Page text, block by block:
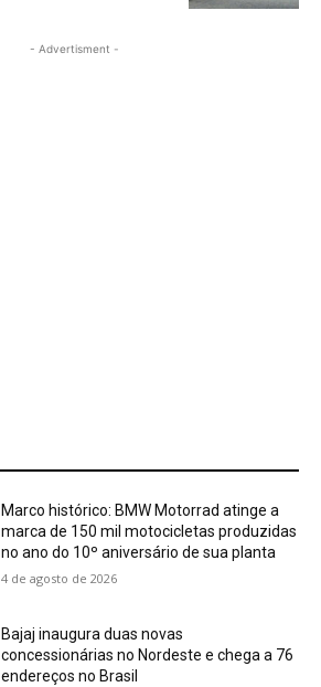
- Advertisment -
Marco histórico: BMW Motorrad atinge a
marca de 150 mil motocicletas produzidas
no ano do 10º aniversário de sua planta
4 de agosto de 2026
Bajaj inaugura duas novas
concessionárias no Nordeste e chega a 76
endereços no Brasil